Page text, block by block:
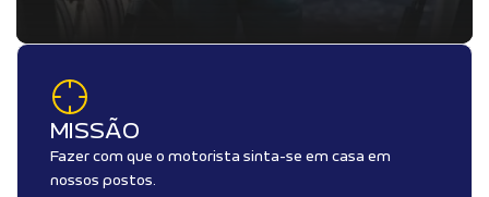
MISSÃO
Fazer com que o motorista sinta-se em casa em
nossos postos.